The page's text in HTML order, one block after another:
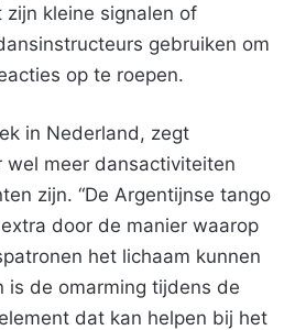
kleine signalen of
gebruiken om
op te roepen.
in Nederland, zegt
wel meer dansactiviteiten
zijn. “De Argentijnse tango
door de manier waarop
het lichaam kunnen
is de omarming tijdens de
dat kan helpen bij het